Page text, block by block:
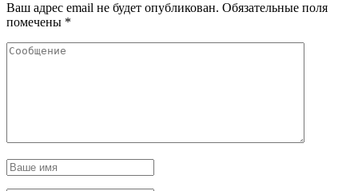
Ваш адрес email не будет опубликован. Обязательные поля
помечены *